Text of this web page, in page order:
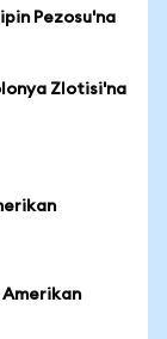
Pezosu'na
Zlotisi'na
Amerikan